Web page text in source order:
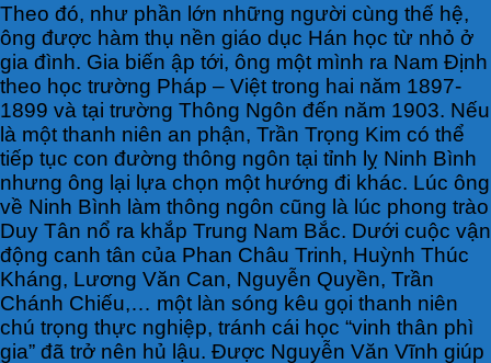
Theo đó, như phần lớn những người cùng thế hệ,
ông được hàm thụ nền giáo dục Hán học từ nhỏ ở
gia đình. Gia biến ập tới, ông một mình ra Nam Định
theo học trường Pháp – Việt trong hai năm 1897-
1899 và tại trường Thông Ngôn đến năm 1903. Nếu
là một thanh niên an phận, Trần Trọng Kim có thể
tiếp tục con đường thông ngôn tại tỉnh lỵ Ninh Bình
nhưng ông lại lựa chọn một hướng đi khác. Lúc ông
về Ninh Bình làm thông ngôn cũng là lúc phong trào
Duy Tân nổ ra khắp Trung Nam Bắc. Dưới cuộc vận
động canh tân của Phan Châu Trinh, Huỳnh Thúc
Kháng, Lương Văn Can, Nguyễn Quyền, Trần
Chánh Chiếu,… một làn sóng kêu gọi thanh niên
chú trọng thực nghiệp, tránh cái học “vinh thân phì
gia” đã trở nên hủ lậu. Được Nguyễn Văn Vĩnh giúp